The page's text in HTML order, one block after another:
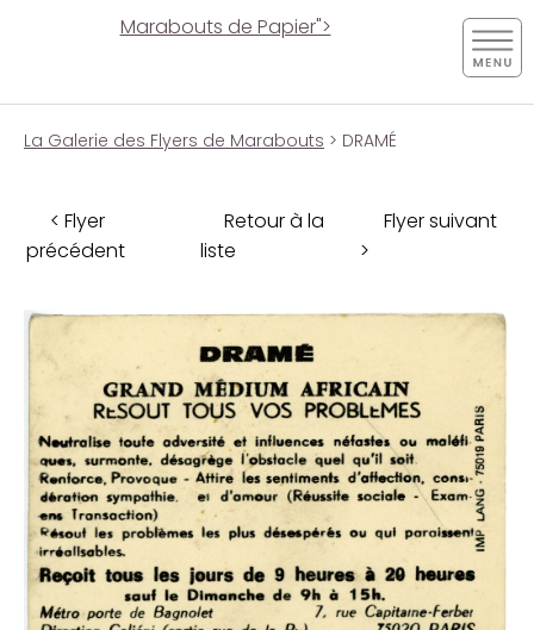
Marabouts de Papier">
La Galerie des Flyers de Marabouts > DRAMÉ
< Flyer
précédent
Retour à la
liste
Flyer suivant
>